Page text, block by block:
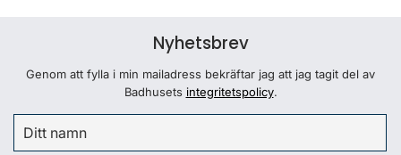
Nyhetsbrev
Genom att fylla i min mailadress bekräftar jag att jag tagit del av
Badhusets integritetspolicy.